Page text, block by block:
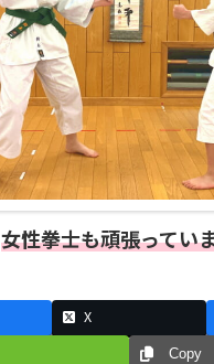
女性拳士も頑張ってい
X
Copy